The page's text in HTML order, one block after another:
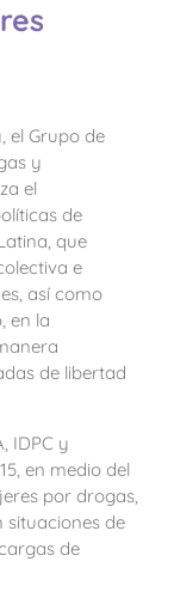
el Grupo de
y
el
de
que
e
así como
en la
de libertad
IDPC y
en medio del
por drogas,
situaciones de
de